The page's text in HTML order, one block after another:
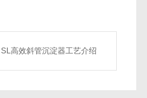
SL高效斜管沉淀器工艺介绍